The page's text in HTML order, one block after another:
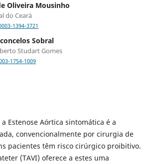
Oliveira Mousinho
do Ceará
1394-3721
Sobral
Studart Gomes
1754-1009
Estenose Aórtica sintomática é a
convencionalmente por cirurgia de
pacientes têm risco cirúrgico proibitivo.
(TAVI) oferece a estes uma